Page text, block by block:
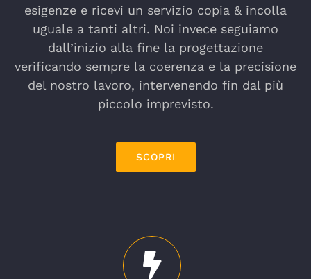
esigenze e ricevi un servizio copia & incolla
uguale a tanti altri. Noi invece seguiamo
dall’inizio alla fine la progettazione
verificando sempre la coerenza e la precisione
del nostro lavoro, intervenendo fin dal più
piccolo imprevisto.
SCOPRI